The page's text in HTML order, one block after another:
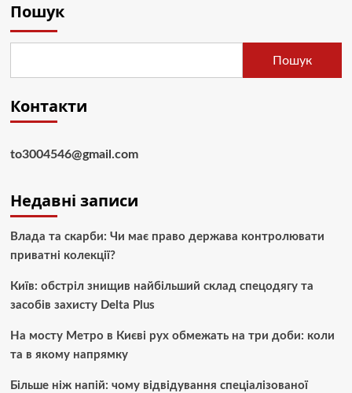
Пошук
Пошук
Контакти
to3004546@gmail.com
Недавні записи
Влада та скарби: Чи має право держава контролювати
приватні колекції?
Київ: обстріл знищив найбільший склад спецодягу та
засобів захисту Delta Plus
На мосту Метро в Києві рух обмежать на три доби: коли
та в якому напрямку
Більше ніж напій: чому відвідування спеціалізованої